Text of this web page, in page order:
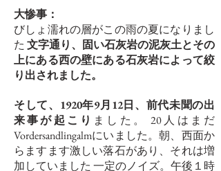
大惨事：
びしょ濡れの層がこの雨の夏になりまし
た 文字通り、固い石灰岩の泥灰土とその
上にある西の壁にある石灰岩によって絞
り出されました。
そして、1920年9月12日、前代未聞の出
来事が起こり ました。 20人はまだ
Vordersandlingalmにいました。朝、西面か
らますます激しい落石があり、それは増
加していました 一定のノイズ。午後１時